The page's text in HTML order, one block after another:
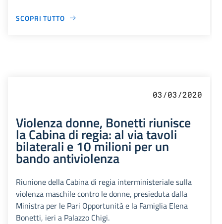
SCOPRI TUTTO
03/03/2020
Violenza donne, Bonetti riunisce
la Cabina di regia: al via tavoli
bilaterali e 10 milioni per un
bando antiviolenza
Riunione della Cabina di regia interministeriale sulla
violenza maschile contro le donne, presieduta dalla
Ministra per le Pari Opportunità e la Famiglia Elena
Bonetti, ieri a Palazzo Chigi.